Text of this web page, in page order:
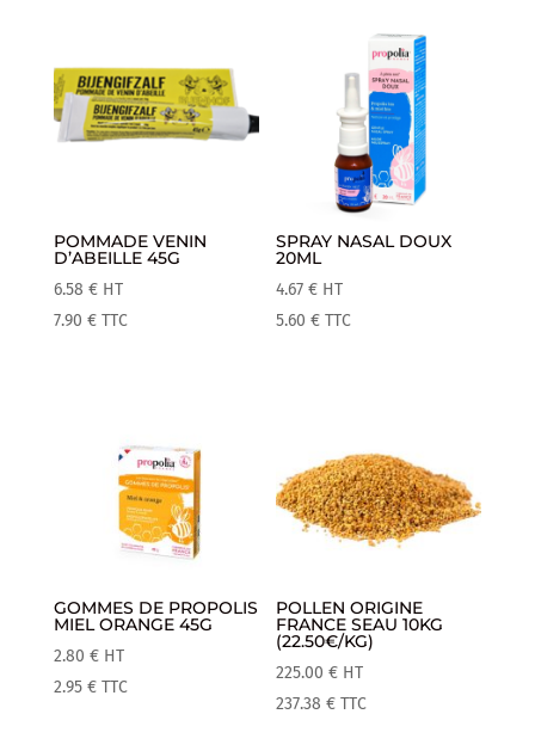
POMMADE VENIN
D’ABEILLE 45G
6.58 € HT
7.90 € TTC
SPRAY NASAL DOUX
20ML
4.67€ HT
5.60€ TTC
GOMMES DE PROPOLIS
MIEL ORANGE 45G
2.80 € HT
2.95 € TTC
POLLEN ORIGINE
FRANCE SEAU 10KG
(22.50€/KG)
225.00€ HT
237.38€ TTC